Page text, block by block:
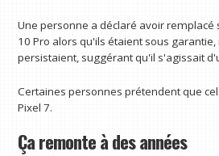
Une personne a déclaré avoir remplacé
10 Pro alors qu'ils étaient sous
persistaient, suggérant qu'il s'agissait
Certaines personnes prétendent que
Pixel 7.
Ça remonte à des années